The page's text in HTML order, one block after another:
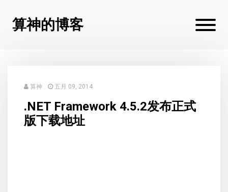
算神的博客
算神 五月 09, 2014
.NET Framework 4.5.2发布正式
版下载地址